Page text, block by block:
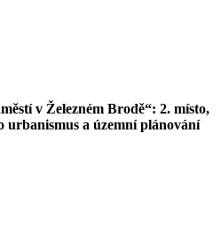
v Železném Brodě“: 2. místo,
urbanismus a územní plánování